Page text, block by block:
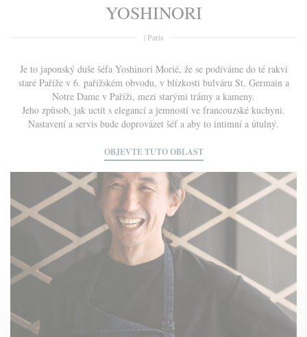
YOSHINORI
| Paris
Je to japonský duše šéfa Yoshinori Morié, že se podíváme do té rakvi
staré Paříže v 6. pařížském obvodu, v blízkosti bulváru St. Germain a
Notre Dame v Paříži, mezi starými trámy a kameny.
Jeho způsob, jak uctít s elegancí a jemností ve francouzské kuchyni.
Nastavení a servis bude doprovázet šéf a aby to intimní a útulný.
OBJEVTE TUTO OBLAST